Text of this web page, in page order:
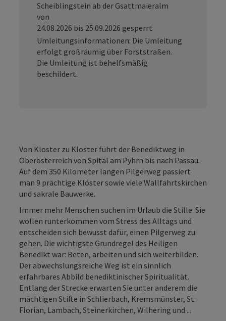
Scheiblingstein ab der Gsattmaieralm
von
24.08.2026 bis 25.09.2026 gesperrt
Umleitungsinformationen: Die Umleitung
erfolgt großräumig über Forststraßen.
Die Umleitung ist behelfsmäßig
beschildert.
Von Kloster zu Kloster führt der Benediktweg in
Oberösterreich von Spital am Pyhrn bis nach Passau.
Auf dem 350 Kilometer langen Pilgerweg passiert
man 9 prächtige Klöster sowie viele Wallfahrtskirchen
und sakrale Bauwerke.
Immer mehr Menschen suchen im Urlaub die Stille. Sie
wollen runterkommen vom Stress des Alltags und
entscheiden sich bewusst dafür, einen Pilgerweg zu
gehen. Die wichtigste Grundregel des Heiligen
Benedikt war: Beten, arbeiten und sich weiterbilden.
Der abwechslungsreiche Weg ist ein sinnlich
erfahrbares Abbild benediktinischer Spiritualität.
Entlang der Strecke erwarten Sie unter anderem die
mächtigen Stifte in Schlierbach, Kremsmünster, St.
Florian, Lambach, Steinerkirchen, Wilhering und ...